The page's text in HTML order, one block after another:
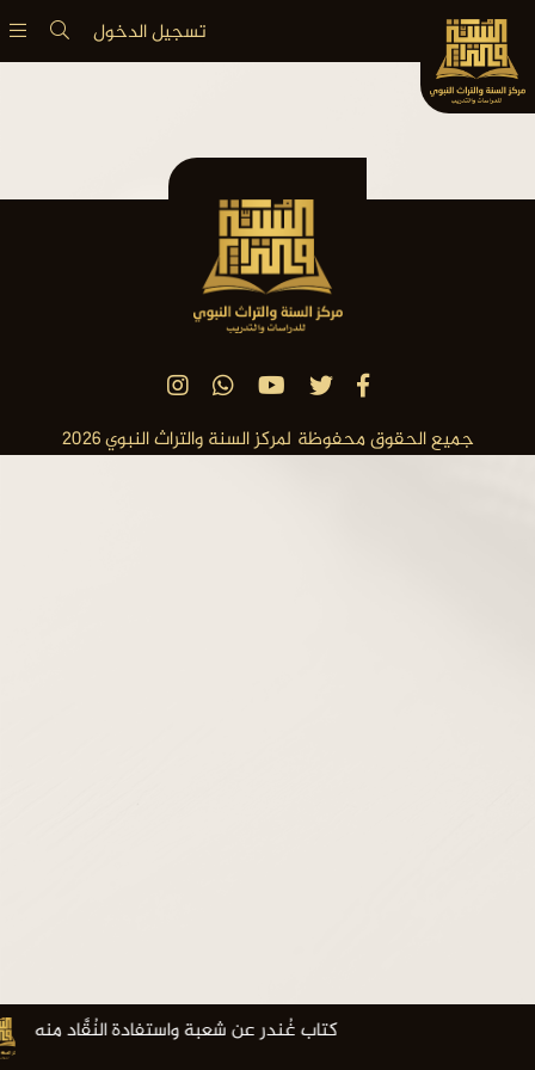
تسجيل الدخول
جميع الحقوق محفوظة لمركز السنة والتراث النبوي2026
كتاب غُندر عن شعبة واستفادة النُقَّاد منه